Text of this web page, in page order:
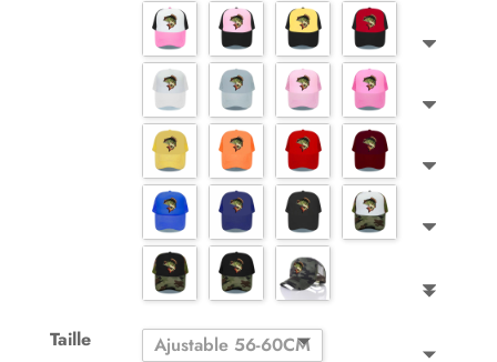
Taille Ajustable 56-60CM